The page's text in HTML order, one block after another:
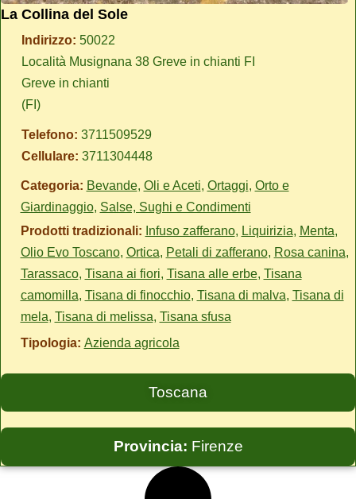
La Collina del Sole
Indirizzo: 50022
Località Musignana 38 Greve in chianti FI
Greve in chianti
(FI)
Telefono: 3711509529
Cellulare: 3711304448
Categoria: Bevande, Oli e Aceti, Ortaggi, Orto e
Giardinaggio, Salse, Sughi e Condimenti
Prodotti tradizionali: Infuso zafferano, Liquirizia, Menta,
Olio Evo Toscano, Ortica, Petali di zafferano, Rosa canina,
Tarassaco, Tisana ai fiori, Tisana alle erbe, Tisana
camomilla, Tisana di finocchio, Tisana di malva, Tisana di
mela, Tisana di melissa, Tisana sfusa
Tipologia: Azienda agricola
Toscana
Provincia: Firenze